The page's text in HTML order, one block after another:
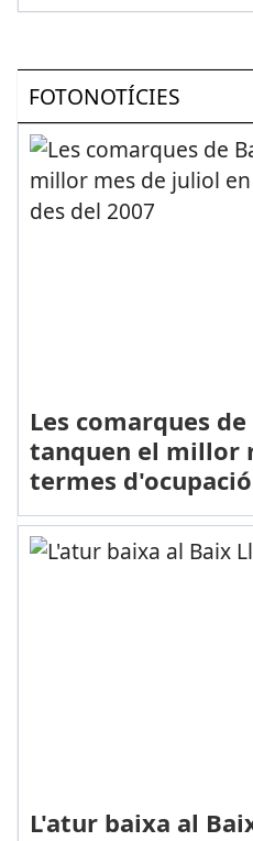
FOTONOTÍCIES
Les comarques
tanquen el millor
termes
L'atur baixa al